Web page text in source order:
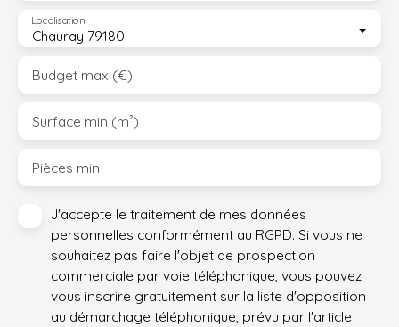
Chauray 79180
Localisation
Budget max (€)
Surface min (m²)
Pièces min
J'accepte le traitement de mes données
personnelles conformément au RGPD. Si vous ne
souhaitez pas faire l'objet de prospection
commerciale par voie téléphonique, vous pouvez
vous inscrire gratuitement sur la liste d'opposition
au démarchage téléphonique, prévu par l'article